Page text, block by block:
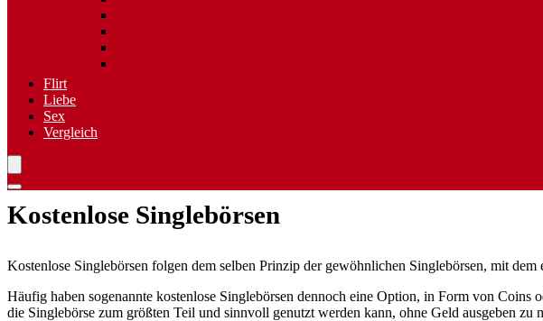
Flirt
Liebe
Sex
Vergleich
Kostenlose Singlebörsen
Kostenlose Singlebörsen folgen dem selben Prinzip der gewöhnlichen Singlebörsen, mit
Häufig haben sogenannte kostenlose Singlebörsen dennoch eine Option, in Form von
die Singlebörse zum größten Teil und sinnvoll genutzt werden kann, ohne Geld ausgeben